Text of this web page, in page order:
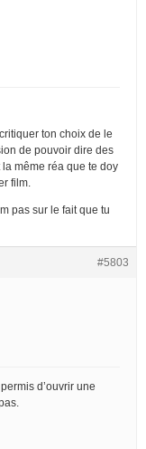
ton choix de le
de pouvoir dire des
la même réa que te doy
film.
pas sur le fait que tu
#5803
d’ouvrir une